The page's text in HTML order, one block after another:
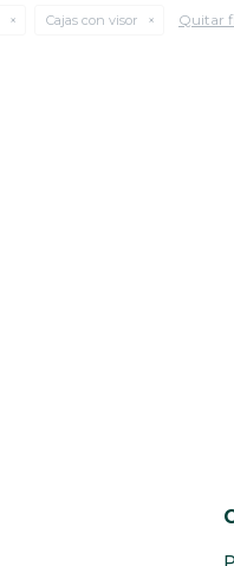
Cajas con visor Quitar